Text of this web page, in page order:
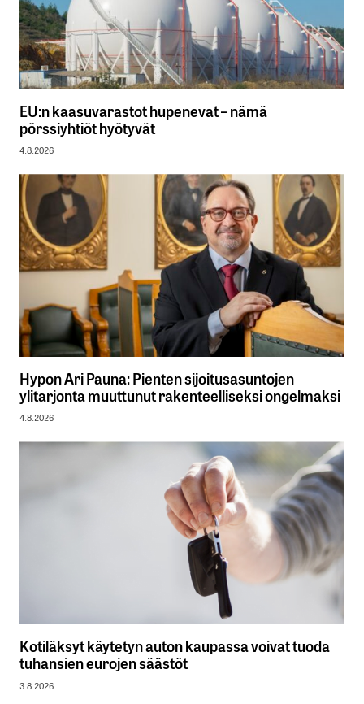
EU:n kaasuvarastot hupenevat – nämä
pörssiyhtiöt hyötyvät
4.8.2026
Hypon Ari Pauna: Pienten sijoitusasuntojen
ylitarjonta muuttunut rakenteelliseksi ongelmaksi
4.8.2026
Kotiläksyt käytetyn auton kaupassa voivat tuoda
tuhansien eurojen säästöt
3.8.2026